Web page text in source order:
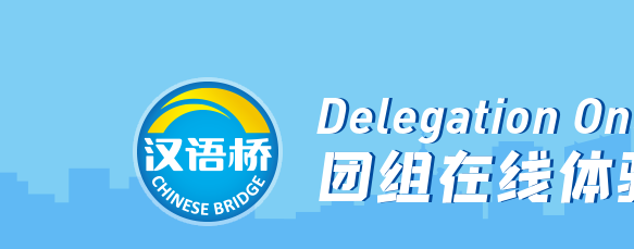
Delegation
团组在线